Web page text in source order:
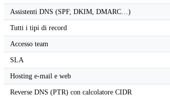
Assistenti DNS (SPF, DKIM, DMARC…)
Tutti i tipi di record
Accesso team
SLA
Hosting e-mail e web
Reverse DNS (PTR) con calcolatore CIDR